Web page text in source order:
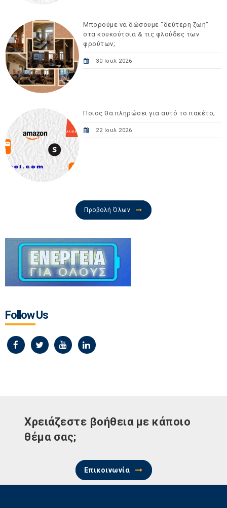
Μπορούμε να δώσουμε "δεύτερη ζωή"
στα κουκούτσια & τις φλούδες των
φρούτων;
30 Ιουλ 2026
Ποιος θα πληρώσει για αυτό το πακέτο;
22 Ιουλ 2026
Προβολή Όλων
Follow Us
Χρειάζεστε βοήθεια με κάποιο
θέμα σας;
Επικοινωνία